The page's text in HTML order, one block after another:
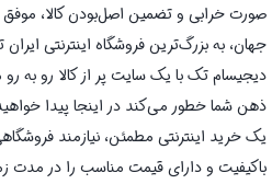
صورت خرابی و تضمین اصل‌بودن کالا، موفق
جهان، به بزرگ‌ترین فروشگاه اینترنتی
دیجیسام تک با یک سایت پر از کالا رو به
ذهن شما خطور می‌کند در اینجا پیدا
یک خرید اینترنتی مطمئن، نیازمند
باکیفیت و دارای قیمت مناسب را در مدت